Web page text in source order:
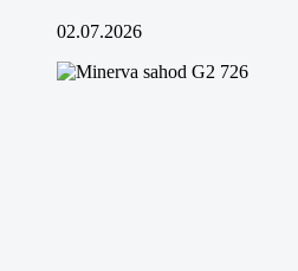
02.07.2026